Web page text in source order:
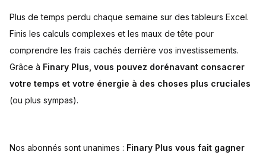
Plus de temps perdu chaque semaine sur des tableurs Excel.
Finis les calculs complexes et les maux de tête pour
comprendre les frais cachés derrière vos investissements.
Grâce à Finary Plus, vous pouvez dorénavant consacrer
votre temps et votre énergie à des choses plus cruciales
(ou plus sympas).
Nos abonnés sont unanimes : Finary Plus vous fait gagner